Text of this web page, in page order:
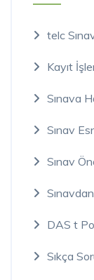
telc
Kayıt
Sınava
Sınav
Sınav
DAS t
Sıkça